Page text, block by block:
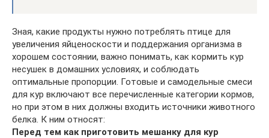
Зная, какие продукты нужно потреблять птице для
увеличения яйценоскости и поддержания организма в
хорошем состоянии, важно понимать, как кормить кур
несушек в домашних условиях, и соблюдать
оптимальные пропорции. Готовые и самодельные смеси
для кур включают все перечисленные категории кормов,
но при этом в них должны входить источники животного
белка. К ним относят:
Перед тем как приготовить мешанку для кур